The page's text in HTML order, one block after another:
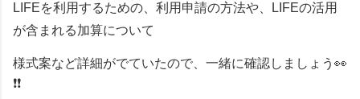
LIFEを利用するための、利用申請の方法や、 LIFEの活用
が含まれる加算について
様式案など詳細がでていたので、一緒に確認しましょう 👀
❗❗